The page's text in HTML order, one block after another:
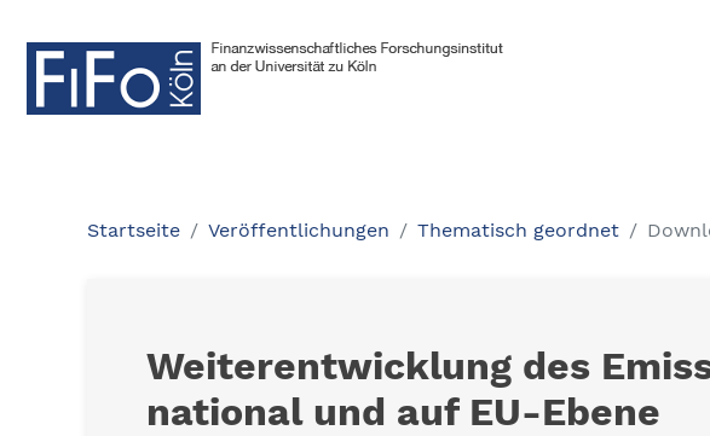
Startseite Veröffentlichungen Thematisch geordnet
Weiterentwicklung des
national und auf EU-Ebene